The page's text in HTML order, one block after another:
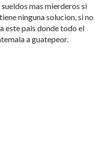
mas mierderos si
ninguna solucion, si
este pais donde todo el
a guatepeor.